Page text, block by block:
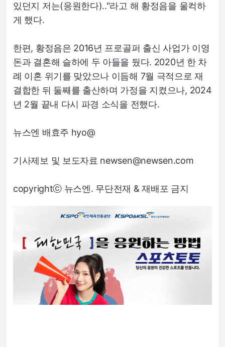
있던지 저는(응원한다).."라고 해 황정음을 울컥하
게 했다.
한편, 황정음은 2016년 프로골퍼 출신 사업가 이영
돈과 결혼해 슬하에 두 아들을 뒀다. 2020년 한 차
례 이혼 위기를 맞았으나 이듬해 7월 극적으로 재
결합한 뒤 둘째를 출산하며 가정을 지켰으나, 2024
년 2월 끝내 다시 파경 소식을 전했다.
뉴스엔 배효주 hyo@
기사제보 및 보도자료 newsen@newsen.com
copyrightⓒ 뉴스엔. 무단전재 & 재배포 금지